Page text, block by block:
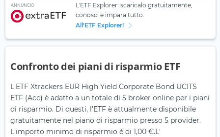
ANNUNCIO
L'ETF Explorer: scaricalo gratuitamente,
conosci e impara tutto.
All'ETF Explorer!
Confronto dei piani di risparmio ETF
L'ETF Xtrackers EUR High Yield Corporate Bond UCITS
ETF (Acc) è adatto a un totale di 5 broker online per i piani
di risparmio. Di questi, l'ETF è attualmente disponibile
gratuitamente nel piano di risparmio presso 5 provider.
L'importo minimo di risparmio è di 1,00 €.L'